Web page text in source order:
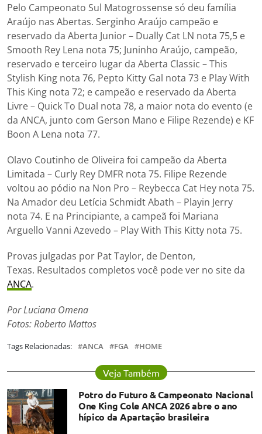
Pelo Campeonato Sul Matogrossense só deu família
Araújo nas Abertas. Serginho Araújo campeão e
reservado da Aberta Junior – Dually Cat LN nota 75,5 e
Smooth Rey Lena nota 75; Juninho Araújo, campeão,
reservado e terceiro lugar da Aberta Classic – This
Stylish King nota 76, Pepto Kitty Gal nota 73 e Play With
This King nota 72; e campeão e reservado da Aberta
Livre – Quick To Dual nota 78, a maior nota do evento (e
da ANCA, junto com Gerson Mano e Filipe Rezende) e KF
Boon A Lena nota 77.
Olavo Coutinho de Oliveira foi campeão da Aberta
Limitada – Curly Rey DMFR nota 75. Filipe Rezende
voltou ao pódio na Non Pro – Reybecca Cat Hey nota 75.
Na Amador deu Letícia Schmidt Abath – Playin Jerry
nota 74. E na Principiante, a campeã foi Mariana
Arguello Vanni Azevedo – Play With This Kitty nota 75.
Provas julgadas por Pat Taylor, de Denton,
Texas. Resultados completos você pode ver no site da
ANCA.
Por Luciana Omena
Fotos: Roberto Mattos
Tags Relacionadas: ANCA FGA HOME
Veja Também
Potro do Futuro & Campeonato Nacional
One King Cole ANCA 2026 abre o ano
hípico da Apartação brasileira